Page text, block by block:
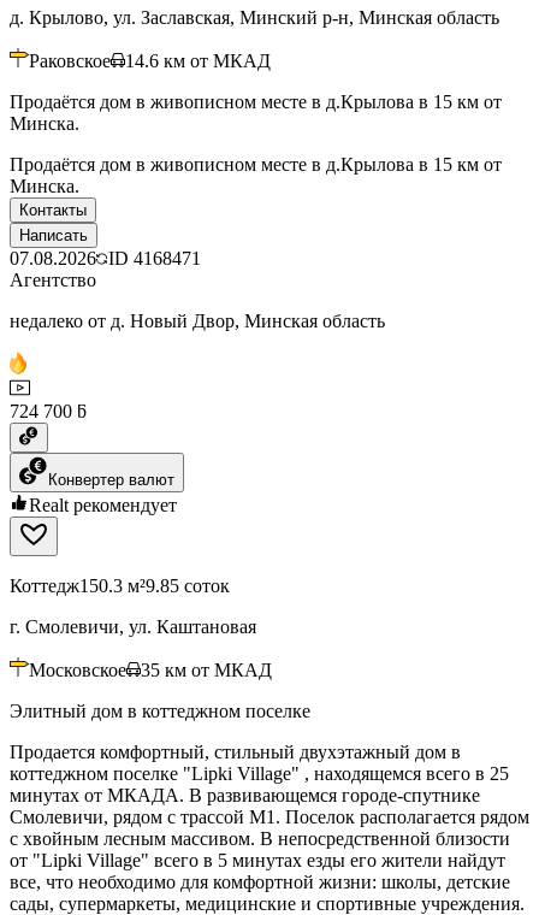
д. Крылово, ул. Заславская, Минский р-н, Минская область
Раковское 14.6 км от МКАД
Продаётся дом в живописном месте в д.Крылова в 15 км от
Минска.
Продаётся дом в живописном месте в д.Крылова в 15 км от
Минска.
Контакты
Написать
07.08.2026 ID 4168471
Агентство
недалеко от д. Новый Двор, Минская область
724 700 ƃ
Конвертер валют
Realt рекомендует
Коттедж150.3 м²9.85 соток
г. Смолевичи, ул. Каштановая
Московское 35 км от МКАД
Элитный дом в коттеджном поселке
Продается комфортный, стильный двухэтажный дом в
коттеджном поселке "Lipki Village" , находящемся всего в 25
минутах от МКАДА. В развивающемся городе-спутнике
Смолевичи, рядом с трассой М1. Поселок располагается рядом
с хвойным лесным массивом. В непосредственной близости
от "Lipki Village" всего в 5 минутах езды его жители найдут
все, что необходимо для комфортной жизни: школы, детские
сады, супермаркеты, медицинские и спортивные учреждения.